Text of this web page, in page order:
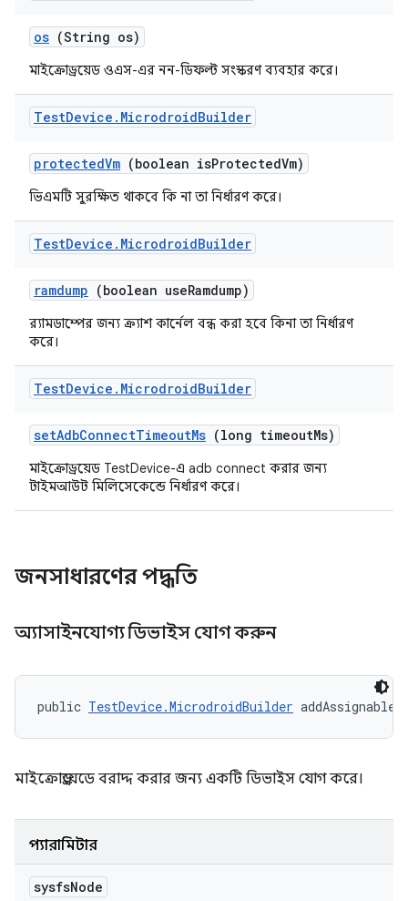
os (String os)
মাইক্রোড্রয়েড ওএস-এর নন-ডিফল্ট সংস্করণ ব্যবহার করে।
TestDevice . MicrodroidBuilder
protectedVm (boolean isProtectedVm)
ভিএমটি সুরক্ষিত থাকবে কি না তা নির্ধারণ করে।
TestDevice . MicrodroidBuilder
ramdump (boolean useRamdump)
র‍্যামডাম্পের জন্য ক্র্যাশ কার্নেল বন্ধ করা হবে কিনা তা নির্ধারণ
করে।
TestDevice . MicrodroidBuilder
setAdbConnectTimeoutMs (long timeoutMs)
মাইক্রোড্রয়েড TestDevice-এ adb connect করার জন্য
টাইমআউট মিলিসেকেন্ডে নির্ধারণ করে।
জনসাধারণের পদ্ধতি
অ্যাসাইনযোগ্য ডিভাইস যোগ করুন
public TestDevice.MicrodroidBuilder
মাইক্রোড্রয়েডে বরাদ্দ করার জন্য একটি ডিভাইস যোগ করে।
প্যারামিটার
sysfsNode